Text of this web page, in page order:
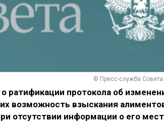
© Пресс-служба
ратификации протокола об
возможность взыскания
отсутствии информации о его